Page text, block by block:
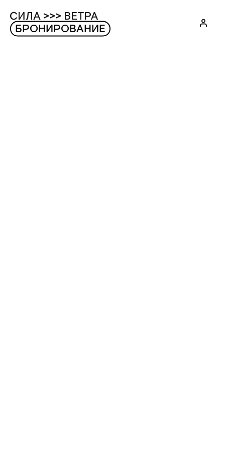
БРОНИРОВАНИЕ